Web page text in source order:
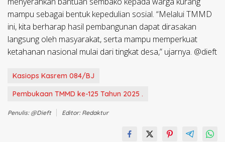
mampu sebagai bentuk kepedulian sosial. “Melalui TMMD
ini, kita berharap hasil pembangunan dapat dirasakan
langsung oleh masyarakat, serta mampu memperkuat
ketahanan nasional mulai dari tingkat desa,” ujarnya. @dieft
Kasiops Kasrem 084/BJ
Pembukaan TMMD ke-125 Tahun 2025 .
Penulis: @dieft Editor: Redaktur